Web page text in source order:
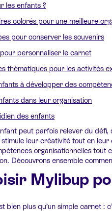
les enfants ?
colorés pour une meilleure
pour conserver les souvenirs
personnaliser le carnet
thématiques pour les activités
à développer des
dans leur organisation
des enfants
peut parfois relever du
stimule leur créativité tout en
organisationnelles tout
Découvrons ensemble
Mylibup
bien plus qu’un simple carnet :